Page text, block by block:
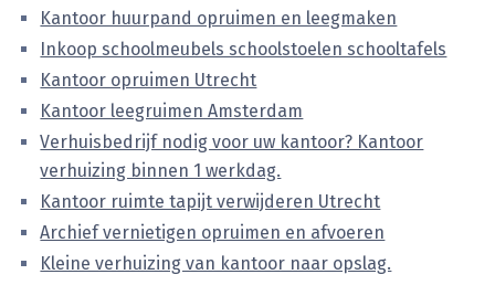
Kantoor huurpand opruimen en leegmaken
Inkoop schoolmeubels schoolstoelen schooltafels
Kantoor opruimen Utrecht
Kantoor leegruimen Amsterdam
Verhuisbedrijf nodig voor uw kantoor? Kantoor
verhuizing binnen 1 werkdag.
Kantoor ruimte tapijt verwijderen Utrecht
Archief vernietigen opruimen en afvoeren
Kleine verhuizing van kantoor naar opslag.